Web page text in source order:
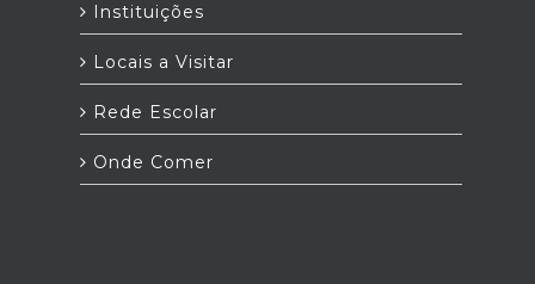
Instituições
Locais a Visitar
Rede Escolar
Onde Comer